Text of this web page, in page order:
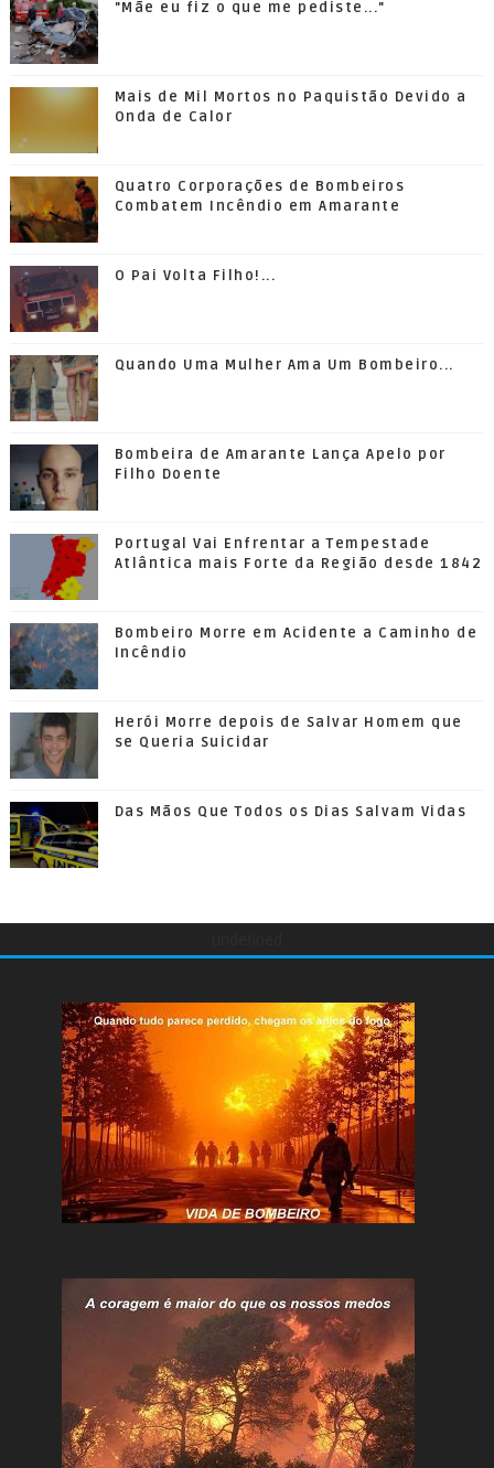
"Mãe eu fiz o que me pediste..."
Mais de Mil Mortos no Paquistão Devido a
Onda de Calor
Quatro Corporações de Bombeiros
Combatem Incêndio em Amarante
O Pai Volta Filho!...
Quando Uma Mulher Ama Um Bombeiro...
Bombeira de Amarante Lança Apelo por
Filho Doente
Portugal Vai Enfrentar a Tempestade
Atlântica mais Forte da Região desde 1842
Bombeiro Morre em Acidente a Caminho de
Incêndio
Herói Morre depois de Salvar Homem que
se Queria Suicidar
Das Mãos Que Todos os Dias Salvam Vidas